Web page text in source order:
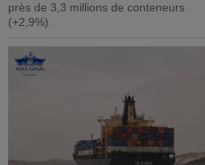
près de 3,3 millions de conteneurs
(+2,9%).